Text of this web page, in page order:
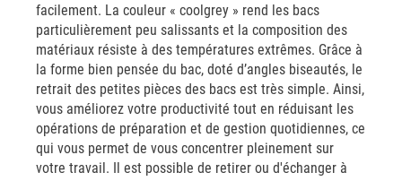
facilement. La couleur « coolgrey » rend les bacs
particulièrement peu salissants et la composition des
matériaux résiste à des températures extrêmes. Grâce à
la forme bien pensée du bac, doté d’angles biseautés, le
retrait des petites pièces des bacs est très simple. Ainsi,
vous améliorez votre productivité tout en réduisant les
opérations de préparation et de gestion quotidiennes, ce
qui vous permet de vous concentrer pleinement sur
votre travail. Il est possible de retirer ou d'échanger à